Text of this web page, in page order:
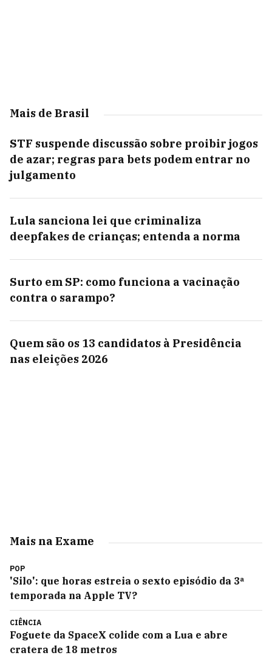
Mais de Brasil
STF suspende discussão sobre proibir jogos
de azar; regras para bets podem entrar no
julgamento
Lula sanciona lei que criminaliza
deepfakes de crianças; entenda a norma
Surto em SP: como funciona a vacinação
contra o sarampo?
Quem são os 13 candidatos à Presidência
nas eleições 2026
Mais na Exame
POP
'Silo': que horas estreia o sexto episódio da 3ª
temporada na Apple TV?
CIÊNCIA
Foguete da SpaceX colide com a Lua e abre
cratera de 18 metros